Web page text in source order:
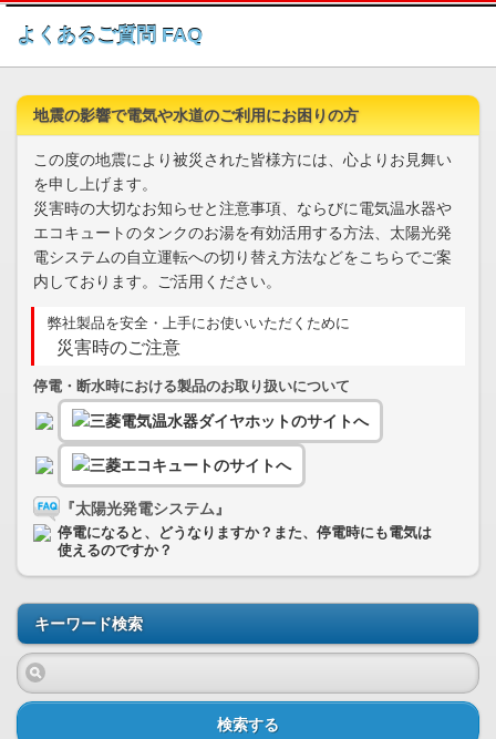
このページの本文へ
よくあるご質問 FAQ
地震の影響で電気や水道のご利用にお困りの方
この度の地震により被災された皆様方には、心よりお見舞い
を申し上げます。
災害時の大切なお知らせと注意事項、ならびに電気温水器や
エコキュートのタンクのお湯を有効活用する方法、太陽光発
電システムの自立運転への切り替え方法などをこちらでご案
内しております。ご活用ください。
弊社製品を安全・上手にお使いいただくために
災害時のご注意
停電・断水時における製品のお取り扱いについて
『太陽光発電システム』
停電になると、どうなりますか？また、停電時にも電気は
使えるのですか？
キーワード検索
検索する